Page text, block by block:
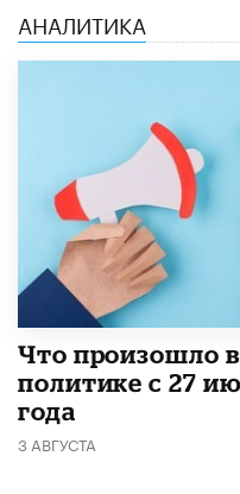
АНАЛИТИКА
​Что произошло
политике с 27
года
3 АВГУСТА